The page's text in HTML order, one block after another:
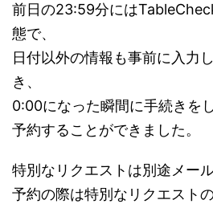
前日の23:59分には
態で、
日付以外の情報も事前に入力
き、
0:00になった瞬間に手続きを
予約することができました。
特別なリクエストは別途メー
予約の際は特別なリクエスト